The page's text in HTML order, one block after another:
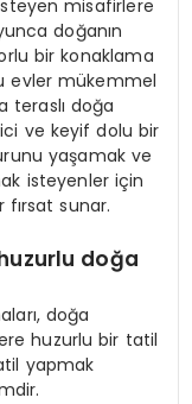
misafirlere
doğanın
bir konaklama
evler mükemmel
teraslı doğa
ve keyif dolu bir
yaşamak ve
isteyenler için
fırsat sunar.
doğa
doğa
huzurlu bir tatil
yapmak